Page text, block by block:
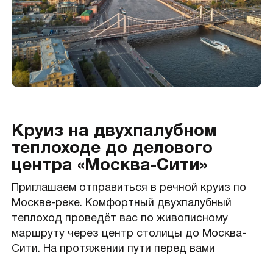
Круиз на двухпалубном
теплоходе до делового
центра «Москва-Сити»
Приглашаем отправиться в речной круиз по
Москве-реке. Комфортный двухпалубный
теплоход проведёт вас по живописному
маршруту через центр столицы до Москва-
Сити. На протяжении пути перед вами